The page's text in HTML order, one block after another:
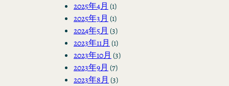
2025年4月 (1)
2025年3月 (1)
2024年5月 (3)
2023年11月 (1)
2023年10月 (3)
2023年9月 (7)
2023年8月 (3)